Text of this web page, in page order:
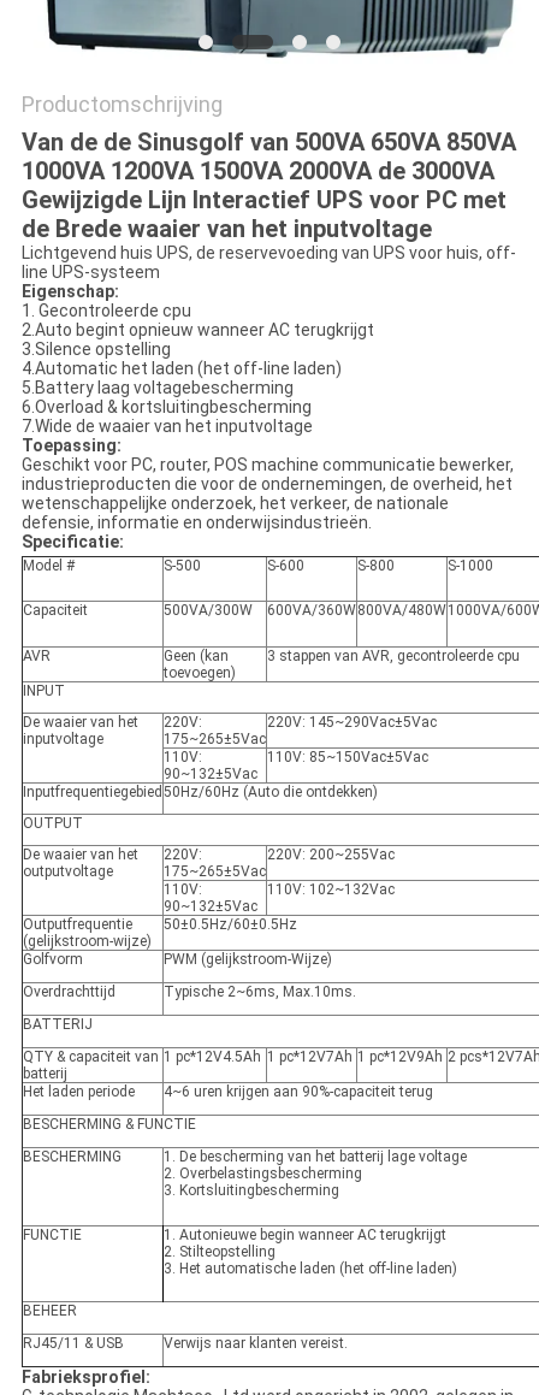
Productomschrijving
Van de de Sinusgolf van 500VA 650VA 850VA
1000VA 1200VA 1500VA 2000VA de 3000VA
Gewijzigde Lijn Interactief UPS voor PC met
de Brede waaier van het inputvoltage
Lichtgevend huis UPS, de reservevoeding van UPS voor huis, off-
line UPS-systeem
Eigenschap:
1. Gecontroleerde cpu
2.Auto begint opnieuw wanneer AC terugkrijgt
3.Silence opstelling
4.Automatic het laden (het off-line laden)
5.Battery laag voltagebescherming
6.Overload & kortsluitingbescherming
7.Wide de waaier van het inputvoltage
Toepassing:
Geschikt voor PC, router, POS machine communicatie bewerker,
industrieproducten die voor de ondernemingen, de overheid, het
wetenschappelijke onderzoek, het verkeer, de nationale
defensie, informatie en onderwijsindustrieën.
Specificatie:
Model # S-500 S-600 S-800 S-1000
Capaciteit 500VA/300W 600VA/360W800VA/480W1000VA/
AVR
Geen (kan
toevoegen)
3 stappen van AVR, gecontroleerde cpu
INPUT
De waaier van het
inputvoltage
220V:
175~265±5Vac
220V: 145~290Vac±5Vac
110V:
90~132±5Vac
110V: 85~150Vac±5Vac
Inputfrequentiegebied 50Hz/60Hz (Auto die ontdekken)
OUTPUT
De waaier van het
outputvoltage
220V:
175~265±5Vac
220V: 200~255Vac
110V:
90~132±5Vac
110V: 102~132Vac
Outputfrequentie
(gelijkstroom-wijze)
50±0.5Hz/60±0.5Hz
Golfvorm
PWM (gelijkstroom-Wijze)
Overdrachttijd
Typische 2~6ms, Max.10ms.
BATTERIJ
QTY & capaciteit van
batterij
1 pc*12V4.5Ah 1 pc*12V7Ah 1 pc*12V9Ah 2
Het laden periode
4~6 uren krijgen aan 90%-capaciteit terug
BESCHERMING & FUNCTIE
BESCHERMING
1. De bescherming van het batterij lage voltage
2. Overbelastingsbescherming
3. Kortsluitingbescherming
FUNCTIE
1. Autonieuwe begin wanneer AC terugkrijgt
2. Stilteopstelling
3. Het automatische laden (het off-line laden)
BEHEER
RJ45/11 & USB
Verwijs naar klanten vereist.
Fabrieksprofiel: